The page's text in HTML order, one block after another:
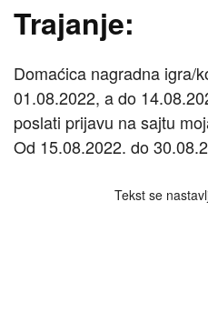
Trajanje:
Domaćica nagradna igra/
01.08.2022, a do
poslati prijavu na sajtu
Od 15.08.2022. do
Tekst se